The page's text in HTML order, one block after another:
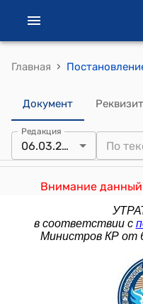
Главная ›
Документ
Редакция
06.03.2025
Внимание данный